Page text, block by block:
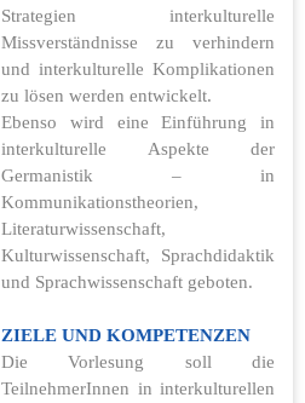
Strategien interkulturelle
Missverständnisse zu verhindern
und interkulturelle Komplikationen
zu lösen werden entwickelt.
Ebenso wird eine Einführung in
interkulturelle Aspekte der
Germanistik – in
Kommunikationstheorien,
Literaturwissenschaft,
Kulturwissenschaft, Sprachdidaktik
und Sprachwissenschaft geboten.
ZIELE UND KOMPETENZEN
Die Vorlesung soll die
TeilnehmerInnen in interkulturellen